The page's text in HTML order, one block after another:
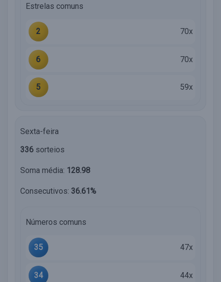
Estrelas comuns
2 70x
6 70x
5 59x
Sexta-feira
336 sorteios
Soma média: 128.98
Consecutivos: 36.61%
Números comuns
35 47x
34 44x